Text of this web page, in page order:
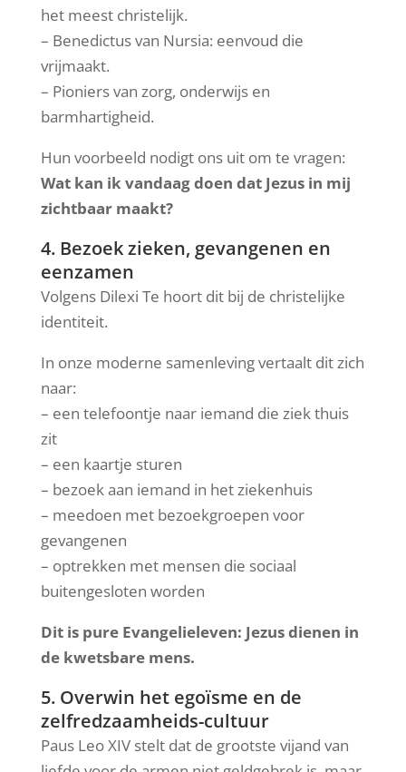
het meest christelijk.
– Benedictus van Nursia: eenvoud die
vrijmaakt.
– Pioniers van zorg, onderwijs en
barmhartigheid.
Hun voorbeeld nodigt ons uit om te vragen:
Wat kan ik vandaag doen dat Jezus in mij
zichtbaar maakt?
4. Bezoek zieken, gevangenen en
eenzamen
Volgens Dilexi Te hoort dit bij de christelijke
identiteit.
In onze moderne samenleving vertaalt dit zich
naar:
– een telefoontje naar iemand die ziek thuis
zit
– een kaartje sturen
– bezoek aan iemand in het ziekenhuis
– meedoen met bezoekgroepen voor
gevangenen
– optrekken met mensen die sociaal
buitengesloten worden
Dit is pure Evangelieleven: Jezus dienen in
de kwetsbare mens.
5. Overwin het egoïsme en de
zelfredzaamheids-cultuur
Paus Leo XIV stelt dat de grootste vijand van